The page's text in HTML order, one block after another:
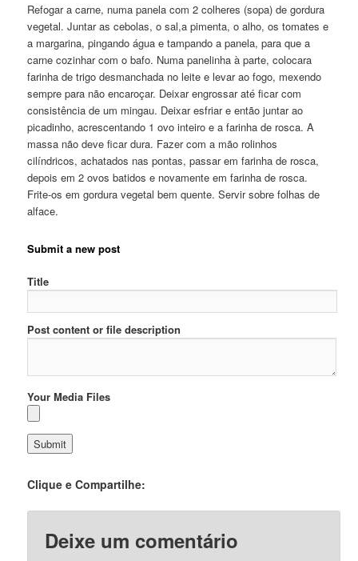
Refogar a carne, numa panela com 2 colheres (sopa) de gordura
vegetal. Juntar as cebolas, o sal,a pimenta, o alho, os tomates e
a margarina, pingando água e tampando a panela, para que a
carne cozinhar com o bafo. Numa panelinha à parte, colocara
farinha de trigo desmanchada no leite e levar ao fogo, mexendo
sempre para não encaroçar. Deixar engrossar até ficar com
consistência de um mingau. Deixar esfriar e então juntar ao
picadinho, acrescentando 1 ovo inteiro e a farinha de rosca. A
massa não deve ficar dura. Fazer com a mão rolinhos
cilíndricos, achatados nas pontas, passar em farinha de rosca,
depois em 2 ovos batidos e novamente em farinha de rosca.
Frite-os em gordura vegetal bem quente. Servir sobre folhas de
alface.
Submit a new post
Title
Post content or file description
Your Media Files
Clique e Compartilhe:
Deixe um comentário